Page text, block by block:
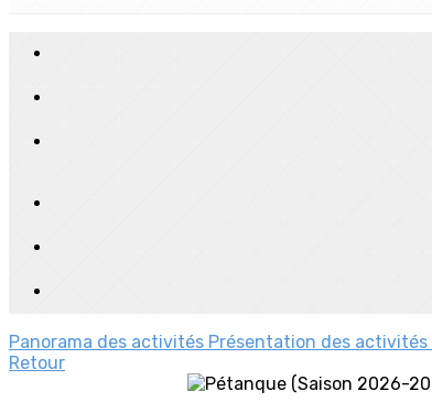
Panorama des activités Présentation des activités
Retour